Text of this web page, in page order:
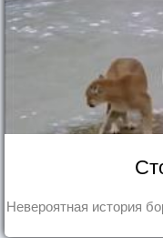
Невероятная история